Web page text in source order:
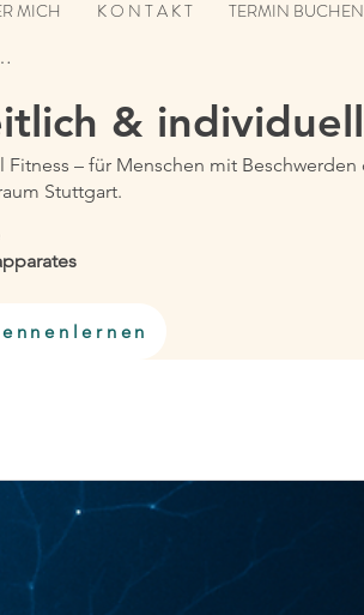
MICH K O N T A K T TERMIN BUCHEN
& individuell
– für Menschen mit Beschwerden
Stuttgart.